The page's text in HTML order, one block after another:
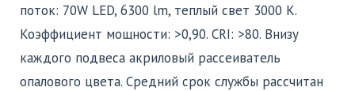
поток: 70W LED, 6300 lm, теплый свет 3000 K.
Коэффициент мощности: >0,90. CRI: >80. Внизу
каждого подвеса акриловый рассеиватель
опaлового цвета. Средний срок службы рассчитан